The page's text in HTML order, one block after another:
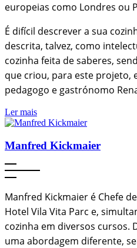
europeias como Londres ou
É difícil descrever a sua
descrita, talvez, como
cozinha feita de saberes,
que criou, para este projeto,
pedagogo e gastrónomo
Ler mais
Manfred Kickmaier
Manfred Kickmaier é Chefe
Hotel Vila Vita Parc e,
cozinha em diversos cursos.
uma abordagem diferente,